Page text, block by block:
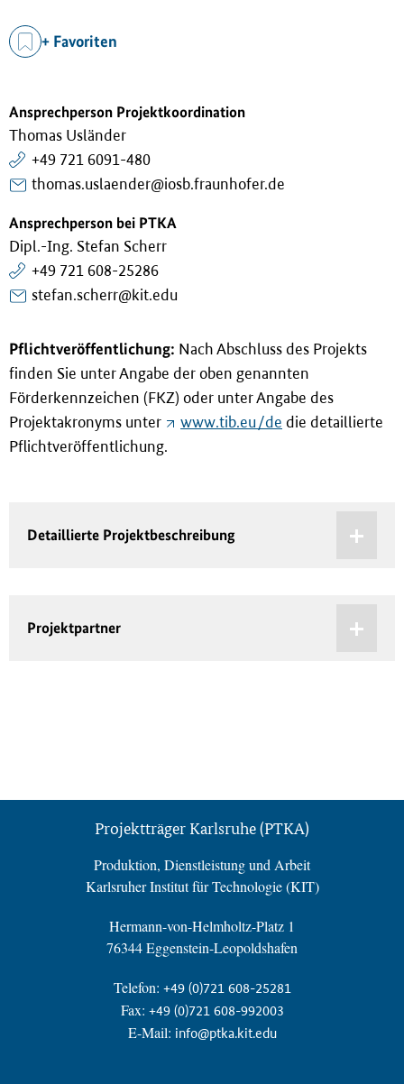
+ Favoriten
Ansprechperson Projektkoordination
Thomas Usländer
+49 721 6091-480
thomas.uslaender@iosb.fraunhofer.de
Ansprechperson bei PTKA
Dipl.-Ing. Stefan Scherr
+49 721 608-25286
stefan.scherr@kit.edu
Pflichtveröffentlichung: Nach Abschluss des Projekts
finden Sie unter Angabe der oben genannten
Förderkennzeichen (FKZ) oder unter Angabe des
Projektakronyms unter
www.tib.eu/de die detaillierte
Pflichtveröffentlichung.
Detaillierte Projektbeschreibung
Projektpartner
Projektträger Karlsruhe (PTKA)
Produktion, Dienstleistung und Arbeit
Karlsruher Institut für Technologie (KIT)
Hermann-von-Helmholtz-Platz 1
76344 Eggenstein-Leopoldshafen
Telefon: +49 (0)721 608-25281
Fax: +49 (0)721 608-992003
E-Mail: info@ptka.kit.edu